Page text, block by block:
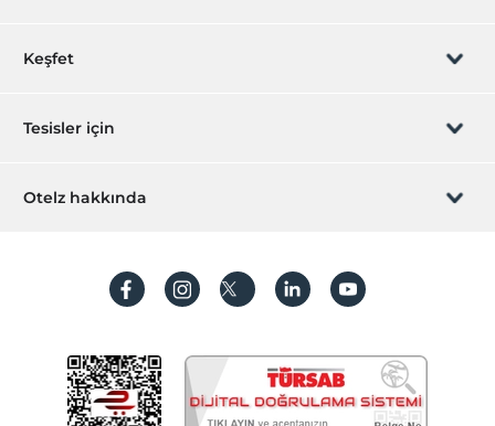
Rezervasyon yönet
Sıkça sorulan sorular
İşlem rehberi
Keşfet
Hediye Kart
Hesap oluştur
Tesisler için
Hemen tesisinizi ekleyin
Otelz hakkında
Koşullar ve şartlar